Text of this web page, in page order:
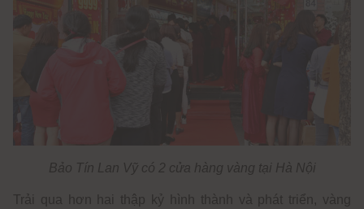
Bảo Tín Lan Vỹ có 2 cửa hàng vàng tại Hà Nội
Trải qua hơn hai thập kỷ hình thành và phát triển, vàng